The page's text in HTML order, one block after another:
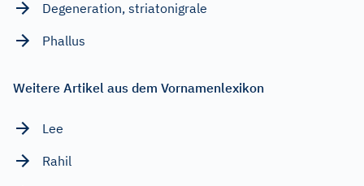
Degeneration, striatonigrale
Phallus
Weitere Artikel aus dem Vornamenlexikon
Lee
Rahil